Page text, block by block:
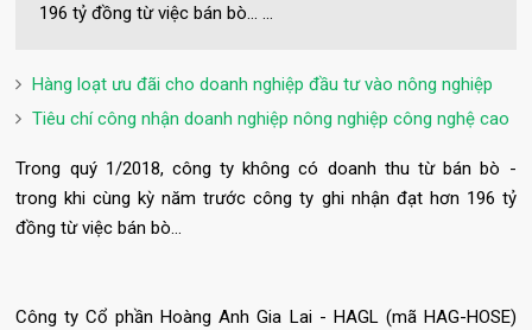
196 tỷ đồng từ việc bán bò... ...
Hàng loạt ưu đãi cho doanh nghiệp đầu tư vào nông nghiệp
Tiêu chí công nhận doanh nghiệp nông nghiệp công nghệ cao
Trong quý 1/2018, công ty không có doanh thu từ bán bò -
trong khi cùng kỳ năm trước công ty ghi nhận đạt hơn 196 tỷ
đồng từ việc bán bò...
Công ty Cổ phần Hoàng Anh Gia Lai - HAGL (mã HAG-HOSE)